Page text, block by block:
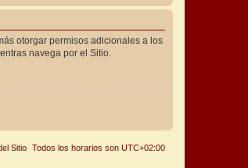
otorgar permisos adicionales a los
navega por el Sitio.
Todos los horarios son UTC+02:00
Sitio